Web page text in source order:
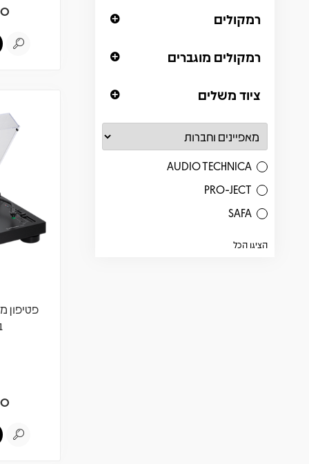
רמקולים
רמקולים מוגברים
ציוד משלים
AUDIO TECHNICA
PRO-JECT
SAFA
הציגו הכל